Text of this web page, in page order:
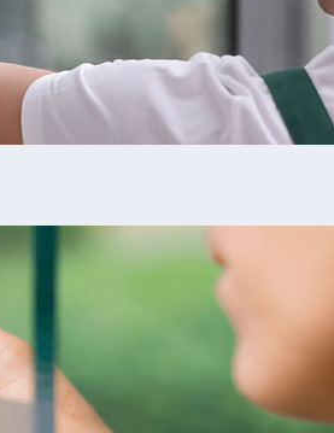
positive Nebeneffekte
Tönungsstufen
, Gewerbe- und
gegen Hitze und